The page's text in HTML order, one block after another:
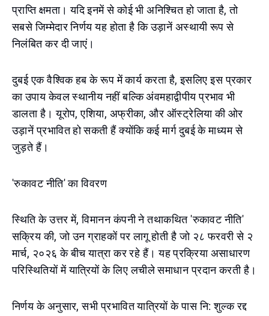
प्राप्ति क्षमता। यदि इनमें से कोई भी अनिश्चित हो जाता है, तो
सबसे जिम्मेदार निर्णय यह होता है कि उड़ानें अस्थायी रूप से
निलंबित कर दी जाएं।
दुबई एक वैश्विक हब के रूप में कार्य करता है, इसलिए इस प्रकार
का उपाय केवल स्थानीय नहीं बल्कि अंवमहाद्वीपीय प्रभाव भी
डालता है। यूरोप, एशिया, अफ्रीका, और ऑस्ट्रेलिया की ओर
उड़ानें प्रभावित हो सकती हैं क्योंकि कई मार्ग दुबई के माध्यम से
जुड़ते हैं।
'रुकावट नीति' का विवरण
स्थिति के उत्तर में, विमानन कंपनी ने तथाकथित 'रुकावट नीति'
सक्रिय की, जो उन ग्राहकों पर लागू होती है जो २८ फरवरी से २
मार्च, २०२६ के बीच यात्रा कर रहे हैं। यह प्रक्रिया असाधारण
परिस्थितियों में यात्रियों के लिए लचीले समाधान प्रदान करती है।
निर्णय के अनुसार, सभी प्रभावित यात्रियों के पास नि: शुल्क रद्द